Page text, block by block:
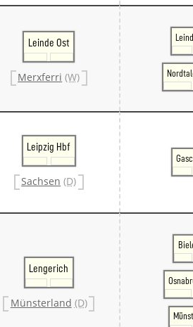
Leinde Ost
Merxferri (W)
Leipzig Hbf
Sachsen (D)
Lengerich
Münsterland (D)